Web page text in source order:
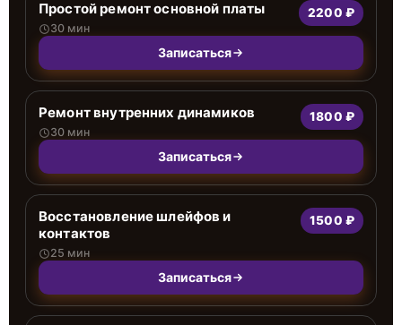
Простой ремонт основной платы
30 мин
2200 ₽
Записаться
Ремонт внутренних динамиков
30 мин
1800 ₽
Записаться
Восстановление шлейфов и
контактов
25 мин
1500 ₽
Записаться